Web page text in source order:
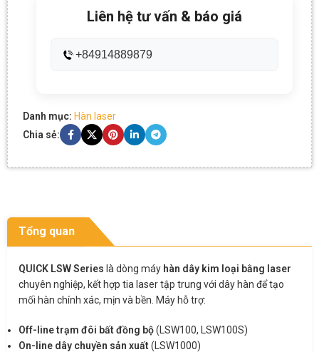
Liên hệ tư vấn & báo giá
+84914889879
Danh mục: Hàn laser
Chia sẻ:
Tổng quan
QUICK LSW Series là dòng máy hàn dây kim loại bằng laser
chuyên nghiệp, kết hợp tia laser tập trung với dây hàn để tạo
mối hàn chính xác, mịn và bền. Máy hỗ trợ:
Off-line trạm đôi bất đồng bộ(LSW100, LSW100S)
On-line dây chuyền sản xuất (LSW1000)